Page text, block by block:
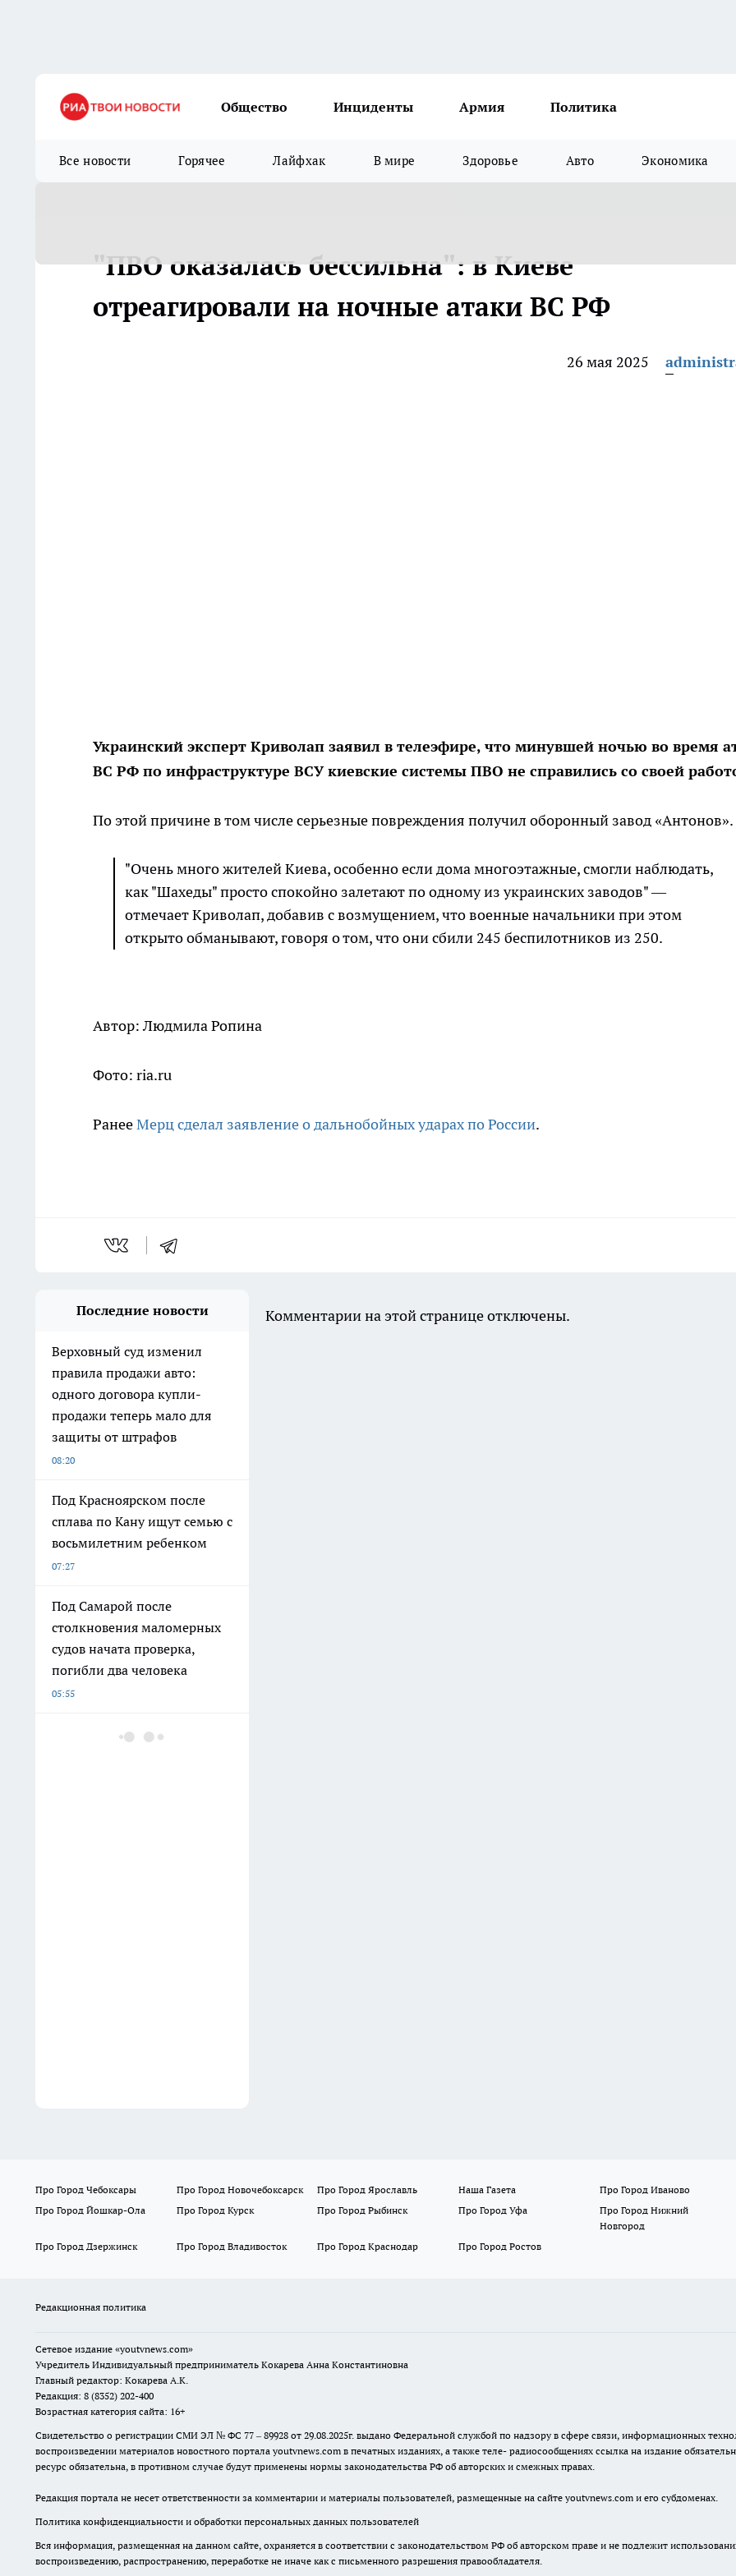
Общество Инциденты Армия Политика
Все новости Горячее Лайфхак В мире Здоровье Авто Экономика
"ПВО оказалась бессильна": в Киеве
отреагировали на ночные атаки ВС РФ
26 мая 2025
Украинский эксперт Криволап заявил в телеэфире, что минувшей ночью во время
ВС РФ по инфраструктуре ВСУ киевские системы ПВО не справились со своей
По этой причине в том числе серьезные повреждения получил оборонный завод «Антонов».
"Очень много жителей Киева, особенно если дома многоэтажные, смогли наблюдать,
как "Шахеды" просто спокойно залетают по одному из украинских заводов" —
отмечает Криволап, добавив с возмущением, что военные начальники при этом
открыто обманывают, говоря о том, что они сбили 245 беспилотников из 250.
Автор: Людмила Ропина
Фото: ria.ru
РанееМерц сделал заявление о дальнобойных ударах по России.
Последние новости
Верховный суд изменил
правила продажи авто:
одного договора купли-
продажи теперь мало для
защиты от штрафов
08:20
Под Красноярском после
сплава по Кану ищут семью с
восьмилетним ребенком
07:27
Под Самарой после
столкновения маломерных
судов начата проверка,
погибли два человека
05:55
Бутман хочет предложить
Комментарии на этой странице отключены.
Про Город Чебоксары Про Город Новочебоксарск Про Город Ярославль Наша Газета
Про Город Иваново
Про Город Йошкар-Ола
Про Город Курск Про Город Рыбинск Про Город Уфа
Про Город Нижний
Новгород
Про Город Дзержинск
Про Город Владивосток Про Город Краснодар Про Город Ростов
Редакционная политика
Сетевое издание «youtvnews.com»
Учредитель Индивидуальный предприниматель Кокарева Анна Константиновна
Главный редактор: Кокарева А.К.
Редакция: 8 (8352) 202-400
Возрастная категория сайта: 16+
Свидетельство о регистрации СМИ ЭЛ № ФС 77 – 89928 от 29.08.2025г. выдано Федеральной службой по надзору в сфере связи, информационных
воспроизведении материалов новостного портала youtvnews.com в печатных изданиях, а также теле- радиосообщениях ссылка на издание
ресурс обязательна, в противном случае будут применены нормы законодательства РФ об авторских и смежных правах.
Редакция портала не несет ответственности за комментарии и материалы пользователей, размещенные на сайте youtvnews.com и его субдоменах.
Политика конфиденциальности и обработки персональных данных пользователей
Вся информация, размещенная на данном сайте, охраняется в соответствии с законодательством РФ об авторском праве и не подлежит
воспроизведению, распространению, переработке не иначе как с письменного разрешения правообладателя.